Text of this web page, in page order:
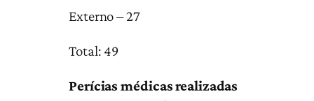
Externo – 27
Total: 49
Perícias médicas realizadas